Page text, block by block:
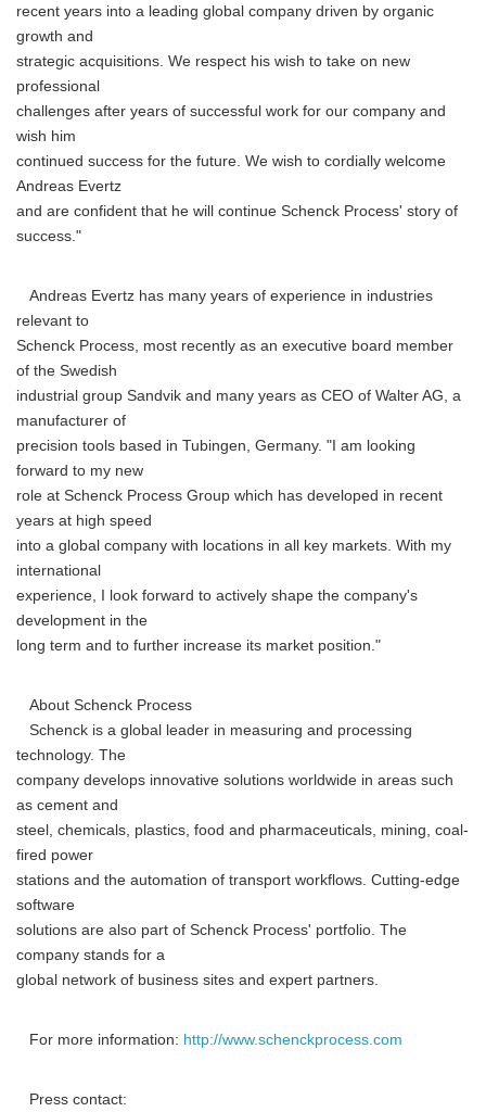
recent years into a leading global company driven by organic
growth and
strategic acquisitions. We respect his wish to take on new
professional
challenges after years of successful work for our company and
wish him
continued success for the future. We wish to cordially welcome
Andreas Evertz
and are confident that he will continue Schenck Process' story of
success."
Andreas Evertz has many years of experience in industries
relevant to
Schenck Process, most recently as an executive board member
of the Swedish
industrial group Sandvik and many years as CEO of Walter AG, a
manufacturer of
precision tools based in Tubingen, Germany. "I am looking
forward to my new
role at Schenck Process Group which has developed in recent
years at high speed
into a global company with locations in all key markets. With my
international
experience, I look forward to actively shape the company's
development in the
long term and to further increase its market position."
About Schenck Process
Schenck is a global leader in measuring and processing
technology. The
company develops innovative solutions worldwide in areas such
as cement and
steel, chemicals, plastics, food and pharmaceuticals, mining, coal-
fired power
stations and the automation of transport workflows. Cutting-edge
software
solutions are also part of Schenck Process' portfolio. The
company stands for a
global network of business sites and expert partners.
For more information: http://www.schenckprocess.com
Press contact: